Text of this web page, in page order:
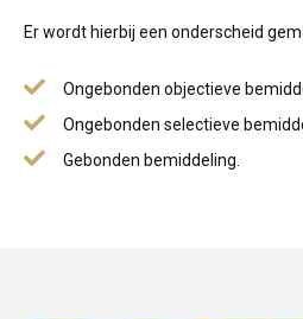
Er wordt hierbij een onderscheid
Ongebonden objectieve
Ongebonden selectieve
Gebonden bemiddeling.